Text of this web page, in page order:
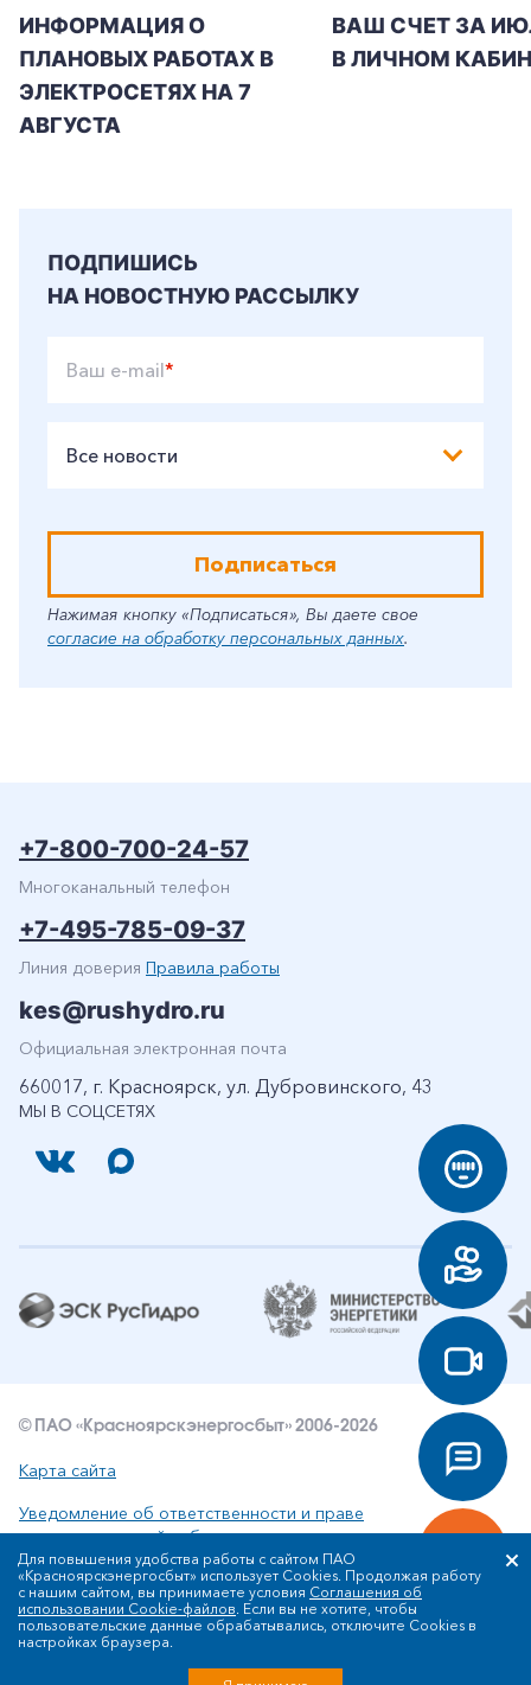
ИНФОРМАЦИЯ О
ПЛАНОВЫХ РАБОТАХ В
ЭЛЕКТРОСЕТЯХ НА 7
АВГУСТА
ВАШ СЧЕТ ЗА
В ЛИЧНОМ
ПОДПИШИСЬ
НА НОВОСТНУЮ РАССЫЛКУ
Ваш e-mail*
Все новости
Подписаться
Нажимая кнопку «Подписаться», Вы даете свое
согласие на обработку персональных данных.
МЫ В СОЦСЕТЯХ
+7-800-700-24-57
Многоканальный телефон
+7-495-785-09-37
Линия доверия Правила работы
kes@rushydro.ru
Официальная электронная почта
660017, г. Красноярск, ул. Дубровинского, 43
© ПАО «Красноярскэнергосбыт» 2006-2026
Карта сайта
Уведомление об ответственности и праве
интеллектуальной собственности
Политика ПАО «Красноярскэнергосбыт» в отношении
обработки персональных данных
Для повышения удобства работы с сайтом ПАО
«Красноярскэнергосбыт» использует Cookies. Продолжая работу
с нашим сайтом, вы принимаете условия Соглашения об
использовании Cookie-файлов. Если вы не хотите, чтобы
пользовательские данные обрабатывались, отключите Cookies в
настройках браузера.